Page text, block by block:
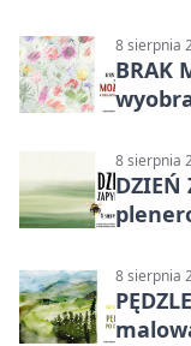
8 sierpnia
BRAK
8 sierpnia
DZIEŃ
8 sierpnia